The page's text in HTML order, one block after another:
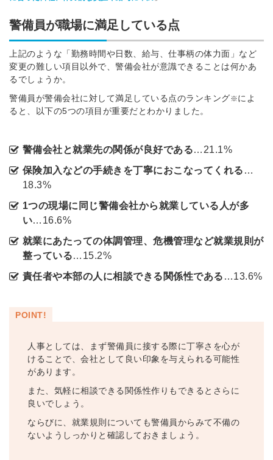
警備員が職場に満足している点
上記のような「勤務時間や日数、給与、仕事柄の体力面」など
変更の難しい項目以外で、警備会社が意識できることは何かあ
るでしょうか。
警備員が警備会社に対して満足している点のランキング※によ
ると、以下の5つの項目が重要だとわかりました。
警備会社と就業先の関係が良好である…21.1%
保険加入などの手続きを丁寧におこなってくれる …
18.3%
1つの現場に同じ警備会社から就業している人が多
い…16.6%
就業にあたっての体調管理、危機管理など就業規則が
整っている…15.2%
責任者や本部の人に相談できる関係性である …13.6%
POINT!
人事としては、まず警備員に接する際に丁寧さを心が
けることで、会社として良い印象を与えられる可能性
があります。
また、気軽に相談できる関係性作りもできるとさらに
良いでしょう。
ならびに、就業規則についても警備員からみて不備の
ないようしっかりと確認しておきましょう。
する
忘れですか？
でログイン
許可なく投稿すること
同意のうえ
登録する
はありません